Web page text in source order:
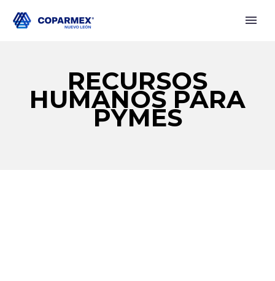
RECURSOS
HUMANOS PARA
PYMES